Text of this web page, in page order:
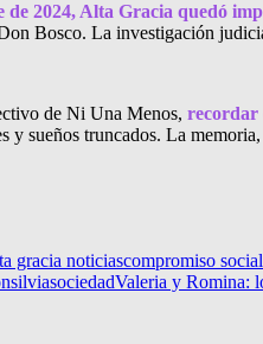
de 2024, Alta Gracia quedó
Bosco. La investigación
de Ni Una Menos, recordar
y sueños truncados. La
gracia noticiascompromiso social
silviasociedadValeria y Romina: